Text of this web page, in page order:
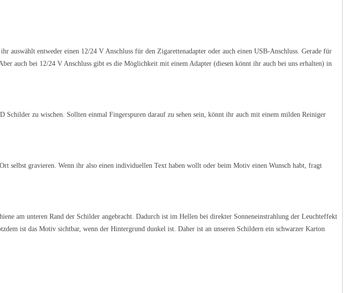
entweder einen 12/24 V Anschluss für den Zigarettenadapter oder auch einen USB-Anschluss. Gerade für
auch bei 12/24 V Anschluss gibt es die Möglichkeit mit einem Adapter (diesen könnt ihr auch bei uns erhalten) in
zu wischen. Sollten einmal Fingerspuren darauf zu sehen sein, könnt ihr auch mit einem milden Reiniger
gravieren. Wenn ihr also einen individuellen Text haben wollt oder beim Motiv einen Wunsch habt, fragt
am unteren Rand der Schilder angebracht. Dadurch ist im Hellen bei direkter Sonneneinstrahlung der Leuchteffekt
ist das Motiv sichtbar, wenn der Hintergrund dunkel ist. Daher ist an unseren Schildern ein schwarzer Karton